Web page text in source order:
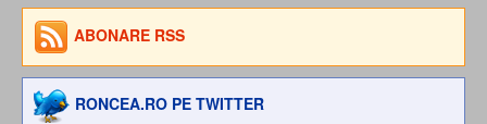
ABONARE RSS
RONCEA.RO PE TWITTER